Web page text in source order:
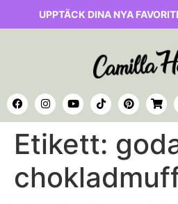
UPPTÄCK DINA NYA
Etikett: